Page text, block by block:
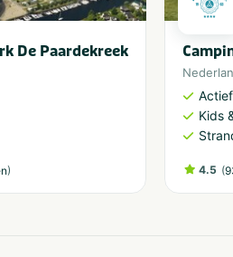
De Paardekreek
)
Kids
4.5 (